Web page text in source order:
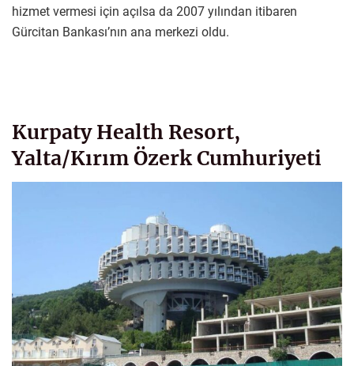
hizmet vermesi için açılsa da 2007 yılından itibaren
Gürcitan Bankası’nın ana merkezi oldu.
Kurpaty Health Resort,
Yalta/Kırım Özerk Cumhuriyeti